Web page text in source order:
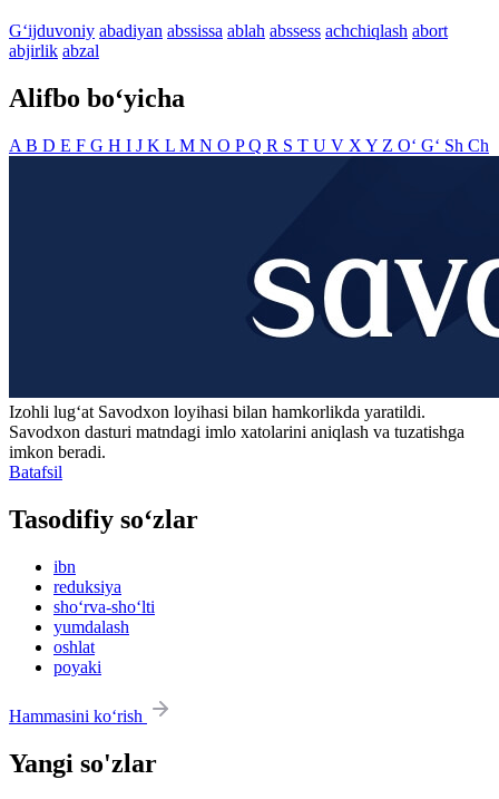
G‘ijduvoniy abadiyan abssissa ablah abssess achchiqlash abort
abjirlik abzal
Alifbo bo‘yicha
A B D E F G H I J K L M N O PQ R S T U V X Y Z O‘ G‘ Sh Ch
Izohli lugʻat Savodxon loyihasi bilan hamkorlikda yaratildi.
Savodxon dasturi matndagi imlo xatolarini aniqlash va tuzatishga
imkon beradi.
Batafsil
Tasodifiy so‘zlar
ibn
reduksiya
sho‘rva-sho‘lti
yumdalash
oshlat
poyaki
Hammasini ko‘rish
Yangi so'zlar